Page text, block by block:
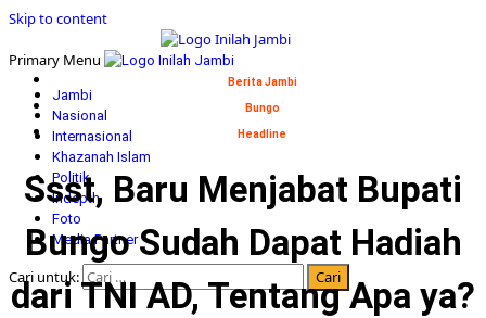
Skip to content
Primary Menu
Jambi
Nasional
Internasional
Khazanah Islam
Politik
Indepth
Foto
Media Partner
Cari untuk:
Berita Jambi
Bungo
Headline
Ssst, Baru Menjabat Bupati
Bungo Sudah Dapat Hadiah
dari TNI AD, Tentang Apa ya?